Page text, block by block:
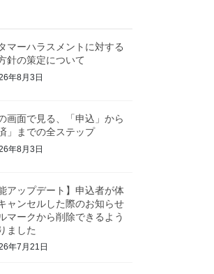
マーハラスメントに対する
針の策定について
年8月3日
画面で見る、「申込」から
」までの全ステップ
年8月3日
能アップデート】申込者が体
ャンセルした際のお知らせ
マークから削除できるよう
ました
年7月21日